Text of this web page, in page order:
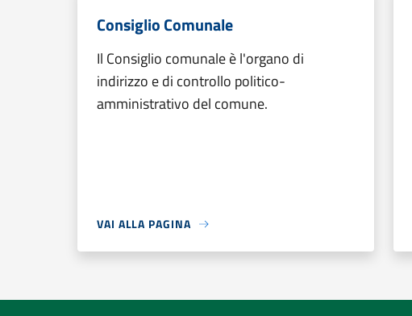
Consiglio Comunale
Il Consiglio comunale è l'organo di
indirizzo e di controllo politico-
amministrativo del comune.
VAI ALLA PAGINA